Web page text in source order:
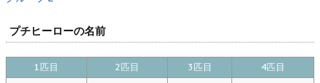
プチヒーローの名前
1匹目 2匹目 3匹目
4匹目